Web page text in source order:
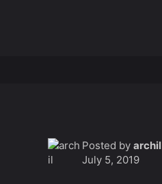
Posted byarchil
July 5, 2019